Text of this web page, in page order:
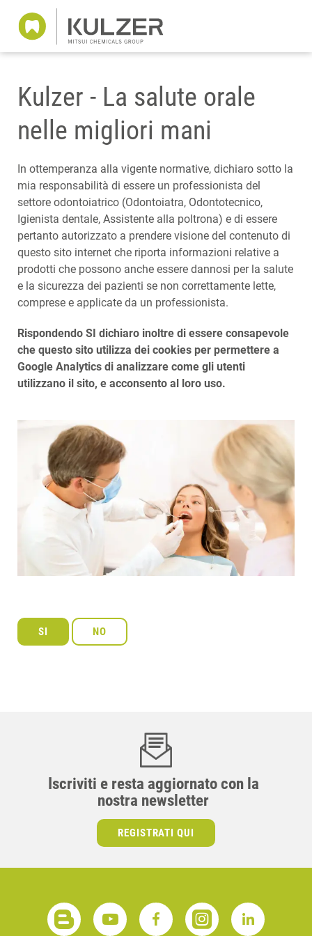
Kulzer - La salute orale
nelle migliori mani
In ottemperanza alla vigente normative, dichiaro sotto la
mia responsabilità di essere un professionista del
settore odontoiatrico (Odontoiatra, Odontotecnico,
Igienista dentale, Assistente alla poltrona) e di essere
pertanto autorizzato a prendere visione del contenuto di
questo sito internet che riporta informazioni relative a
prodotti che possono anche essere dannosi per la salute
e la sicurezza dei pazienti se non correttamente lette,
comprese e applicate da un professionista.
Rispondendo SI dichiaro inoltre di essere consapevole
che questo sito utilizza dei cookies per permettere a
Google Analytics di analizzare come gli utenti
utilizzano il sito, e acconsento al loro uso.
Iscriviti e resta aggiornato con la
nostra newsletter
REGISTRATI QUI